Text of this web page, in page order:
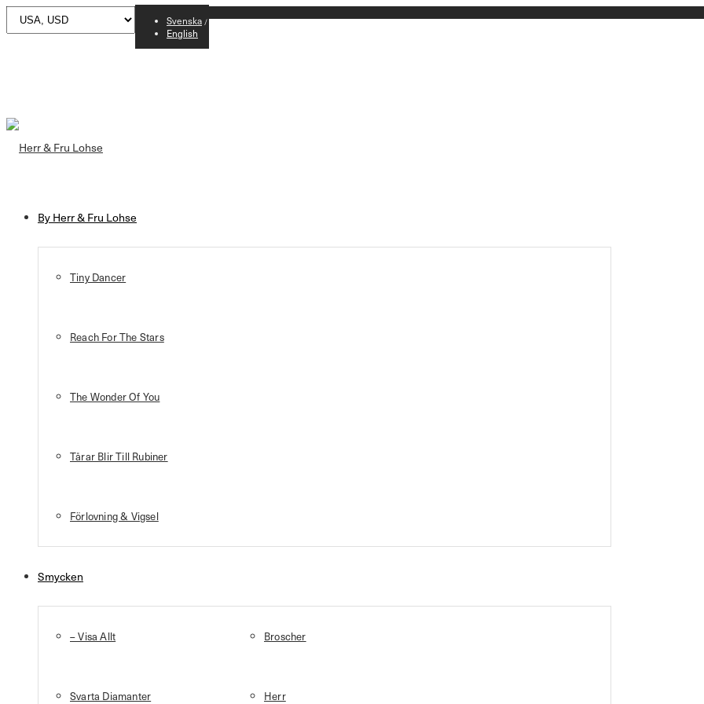
Svenska
English
By Herr & Fru Lohse
Tiny Dancer
Reach For The Stars
The Wonder Of You
Tårar Blir Till Rubiner
Förlovning & Vigsel
Smycken
– Visa Allt
Svarta Diamanter
Broscher
Herr